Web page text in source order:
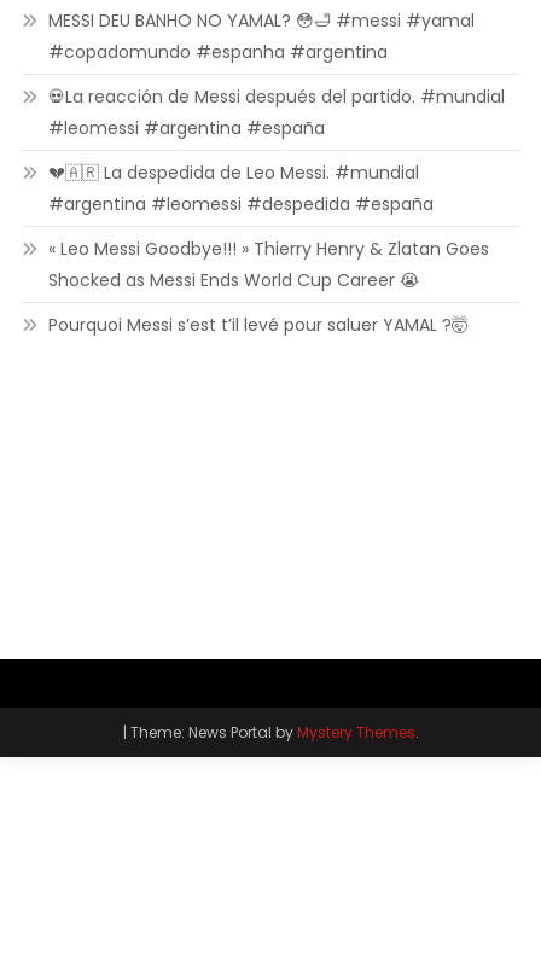
MESSI DEU BANHO NO YAMAL? 😳🛁 #messi #yamal
#copadomundo #espanha #argentina
💀La reacción de Messi después del partido. #mundial
#leomessi #argentina #españa
💔🇦🇷 La despedida de Leo Messi. #mundial
#argentina #leomessi #despedida #españa
« Leo Messi Goodbye!!! » Thierry Henry & Zlatan Goes
Shocked as Messi Ends World Cup Career 😭
Pourquoi Messi s’est t’il levé pour saluer YAMAL ?🤯
| Theme: News Portal byMystery Themes.